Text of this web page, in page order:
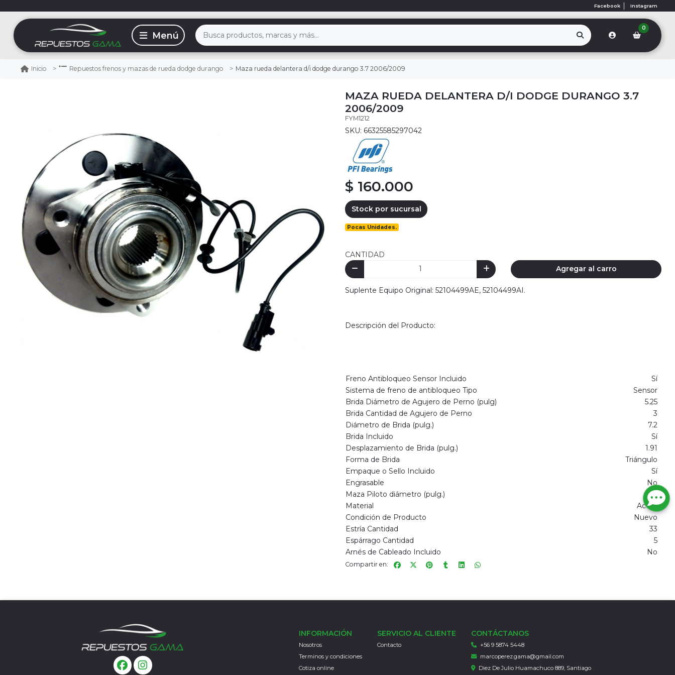
Facebook Instagram
0
Inicio Repuestos frenos y mazas de rueda dodge durango Maza rueda delantera d/i dodge durango 3.7 2006/2009
MAZA RUEDA DELANTERA D/I DODGE DURANGO 3.7
2006/2009
FYM1212
SKU: 66325585297042
$ 160.000
Stock por sucursal
Pocas Unidades.
CANTIDAD
Agregar al carro
Suplente Equipo Original: 52104499AE, 52104499AI.
Descripción del Producto:
Freno Antibloqueo Sensor Incluido
Sí
Sistema de freno de antibloqueo Tipo
Sensor
Brida Diámetro de Agujero de Perno (pulg)
5.25
Brida Cantidad de Agujero de Perno
3
Diámetro de Brida (pulg.)
7.2
Brida Incluido
Sí
Desplazamiento de Brida (pulg.)
1.91
Forma de Brida
Triángulo
Empaque o Sello Incluido
Sí
Engrasable
No
Maza Piloto diámetro (pulg.)
4.15
Material
Acero
Condición de Producto
Nuevo
Estría Cantidad
33
Espárrago Cantidad
5
Arnés de Cableado Incluido
No
Compartir en:
INFORMACIÓN
Nosotros
Terminos y condiciones
Cotiza online
SERVICIO AL CLIENTE
Contacto
CONTÁCTANOS
+56 9 5874 5448
marcoperez.gama@gmail.com
Diez De Julio Huamachuco 889, Santiago